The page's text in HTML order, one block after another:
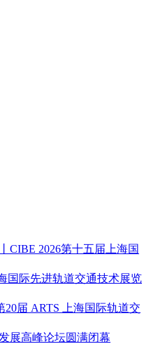
CIBE 2026第十五届上海国
国际先进轨道交通技术展览
届 ARTS 上海国际轨道交
展高峰论坛圆满闭幕